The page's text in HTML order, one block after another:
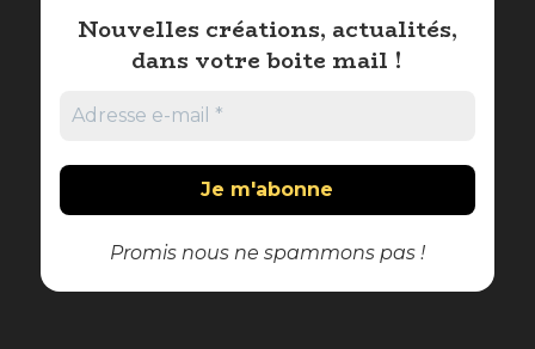
Nouvelles créations, actualités,
dans votre boite mail !
Promis nous ne spammons pas !